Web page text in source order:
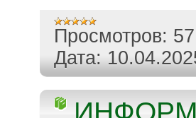
Просмотров: 57
Дата: